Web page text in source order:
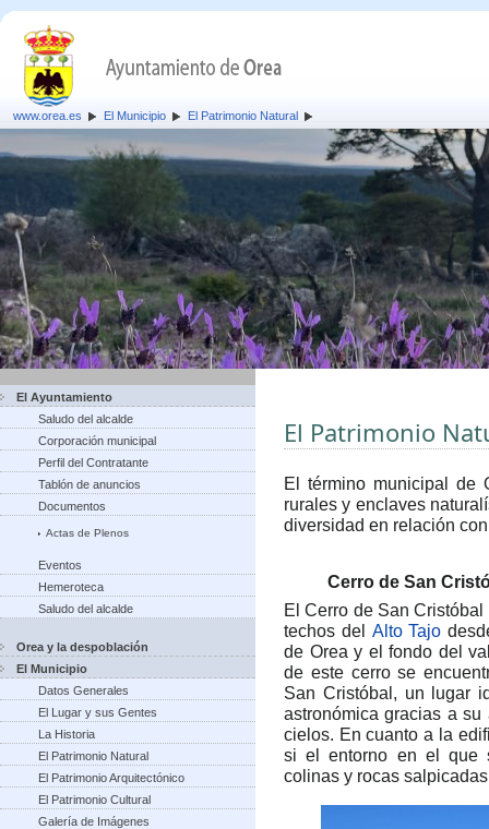
www.orea.es El Municipio El Patrimonio Natural
El Ayuntamiento
Saludo del alcalde
Corporación municipal
Perfil del Contratante
Tablón de anuncios
Documentos
Actas de Plenos
Eventos
Hemeroteca
Saludo del alcalde
Orea y la despoblación
El Municipio
Datos Generales
El Lugar y sus Gentes
La Historia
El Patrimonio Natural
El Patrimonio Arquitectónico
El Patrimonio Cultural
Galería de Imágenes
El Patrimonio
El término municipal de
rurales y enclaves
diversidad en relación
Cerro de San
El Cerro de San
techos del Alto Tajo
de Orea y el fondo del
de este cerro se
San Cristóbal, un lugar
astronómica gracias a
cielos. En cuanto a la
si el entorno en el que
colinas y rocas